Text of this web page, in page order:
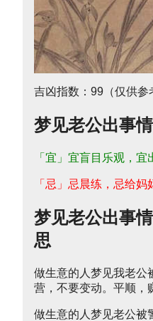
吉凶指数：99（仅供参
梦见老公出事
「宜」宜盲目乐观，宜
「忌」忌晨练，忌给妈
梦见老公出事
思
做生意的人梦见我老公
营，不要变动。平顺，
做生意的人梦见老公被